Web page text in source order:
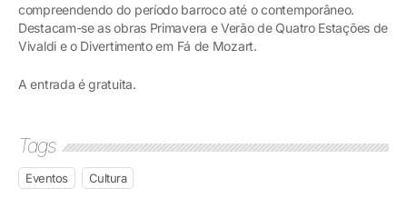
compreendendo do período barroco até o contemporâneo.
Destacam-se as obras Primavera e Verão de Quatro Estações de
Vivaldi e o Divertimento em Fá de Mozart.
A entrada é gratuita.
Tags
Eventos Cultura